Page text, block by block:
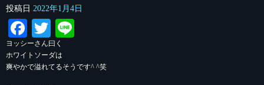
投稿日 2022年1月4日
Facebook
Twitter
ヨッシーさん曰く
ホワイトソーダは
爽やかで溢れてるそうです^ ^笑